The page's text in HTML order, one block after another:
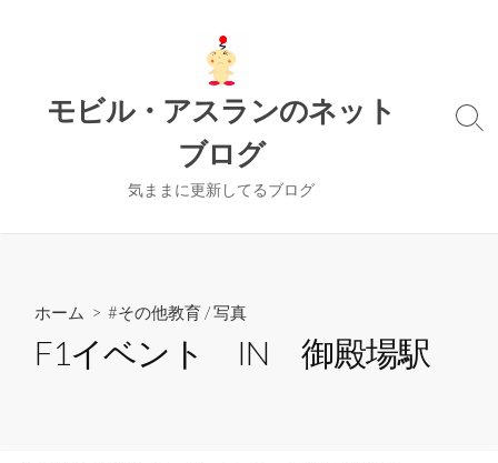
ッ
モビル・アスランのネット
ブログ
気ままに更新してるブログ
検
ホーム > #その他教育 /写真
F1イベント IN 御殿場駅